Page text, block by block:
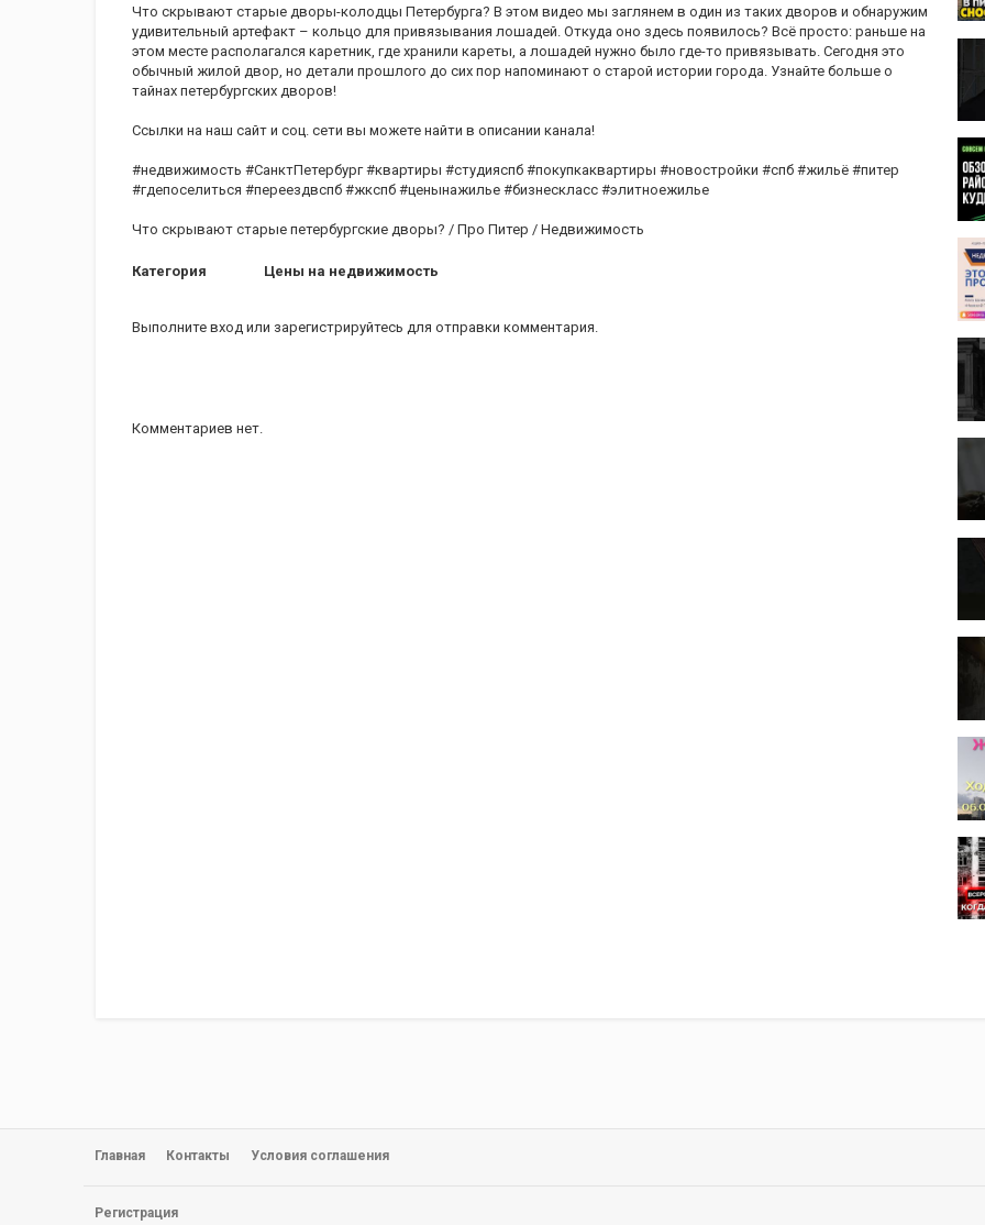
Что скрывают старые дворы-колодцы Петербурга? В этом видео мы заглянем в один из таких дворов и обнаружим
удивительный артефакт – кольцо для привязывания лошадей. Откуда оно здесь появилось? Всё просто: раньше на
этом месте располагался каретник, где хранили кареты, а лошадей нужно было где-то привязывать. Сегодня это
обычный жилой двор, но детали прошлого до сих пор напоминают о старой истории города. Узнайте больше о
тайнах петербургских дворов!
Ссылки на наш сайт и соц. сети вы можете найти в описании канала!
#недвижимость #СанктПетербург #квартиры #студияспб #покупкаквартиры #новостройки #спб #жильё #питер
#гдепоселиться #переездвспб #жкспб #ценынажилье #бизнескласс #элитноежилье
Что скрывают старые петербургские дворы? / Про Питер / Недвижимость
Категория Цены на недвижимость
Выполните вход или зарегистрируйтесь для отправки комментария.
Комментариев нет.
Главная Контакты Условия соглашения
Регистрация